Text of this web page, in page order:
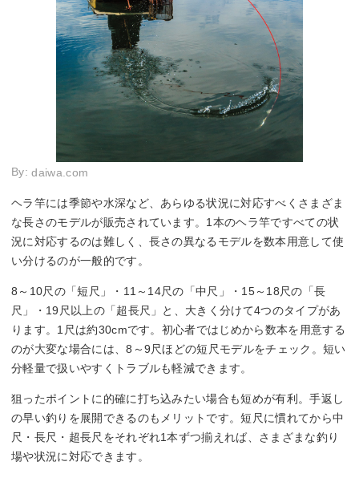
By:daiwa.com
ヘラ竿には季節や水深など、あらゆる状況に対応すべくさまざま
な長さのモデルが販売されています。1本のヘラ竿ですべての状
況に対応するのは難しく、長さの異なるモデルを数本用意して使
い分けるのが一般的です。
8～10尺の「短尺」・11～14尺の「中尺」・15～18尺の「長
尺」・19尺以上の「超長尺」と、大きく分けて4つのタイプがあ
ります。1尺は約30cmです。初心者ではじめから数本を用意する
のが大変な場合には、8～9尺ほどの短尺モデルをチェック。短い
分軽量で扱いやすくトラブルも軽減できます。
狙ったポイントに的確に打ち込みたい場合も短めが有利。手返し
の早い釣りを展開できるのもメリットです。短尺に慣れてから中
尺・長尺・超長尺をそれぞれ1本ずつ揃えれば、さまざまな釣り
場や状況に対応できます。